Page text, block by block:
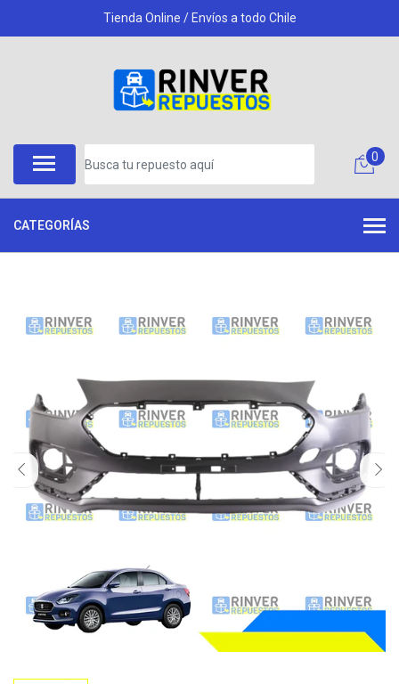
Tienda Online / Envíos a todo Chile
0
CATEGORÍAS